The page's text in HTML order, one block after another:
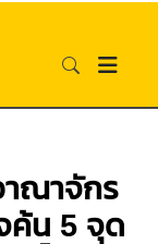
าณาจักร
ค้น 5 จุด